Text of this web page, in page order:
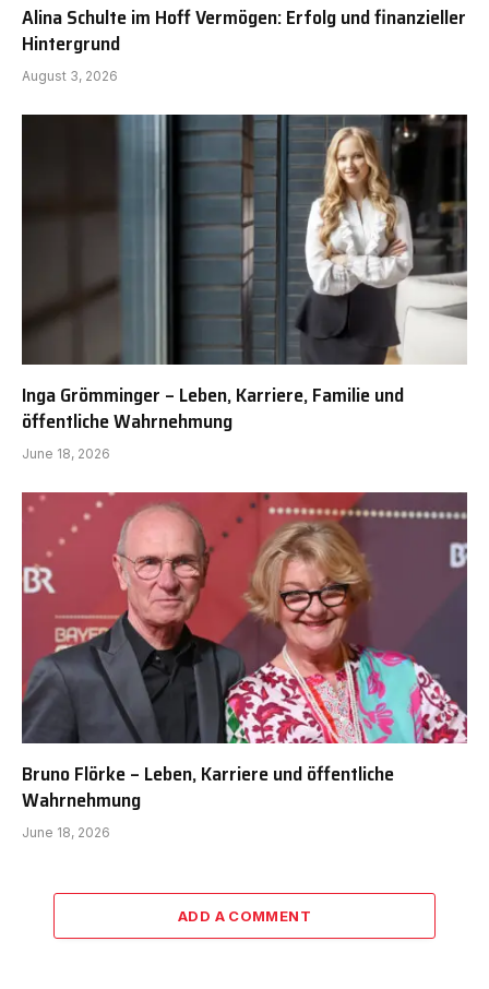
Alina Schulte im Hoff Vermögen: Erfolg und finanzieller
Hintergrund
August 3, 2026
Inga Grömminger – Leben, Karriere, Familie und
öffentliche Wahrnehmung
June 18, 2026
Bruno Flörke – Leben, Karriere und öffentliche
Wahrnehmung
June 18, 2026
ADD A COMMENT